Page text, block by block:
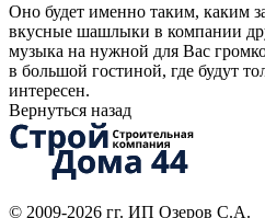
Оно будет именно таким, каким
вкусные шашлыки в компании
музыка на нужной для Вас
в большой гостиной, где будут
интересен.
Вернуться назад
© 2009-2026 гг. ИП Озеров С.А.